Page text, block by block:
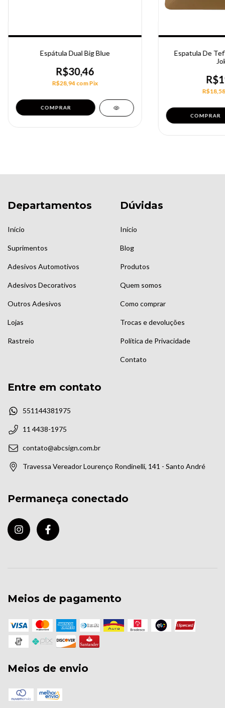
Espátula Dual Big Blue
R$30,46
R$28,94comPix
Espatula De
Departamentos
Início
Suprimentos
Adesivos Automotivos
Adesivos Decorativos
Outros Adesivos
Lojas
Rastreio
Dúvidas
Início
Blog
Produtos
Quem somos
Como comprar
Trocas e devoluções
Política de Privacidade
Contato
Entre em contato
551144381975
11 4438-1975
contato@abcsign.com.br
Travessa Vereador Lourenço Rondinelli, 141 - Santo André
Permaneça conectado
Meios de pagamento
Meios de envio